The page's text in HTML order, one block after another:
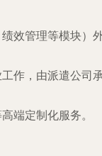
效管理等模块）
作，由派遣公司
端定制化服务。